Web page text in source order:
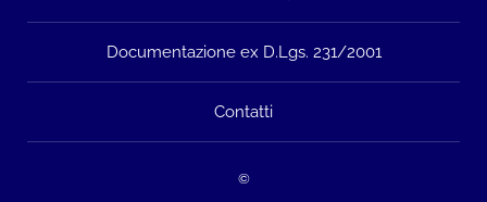
Documentazione ex D.Lgs. 231/2001
Contatti
©